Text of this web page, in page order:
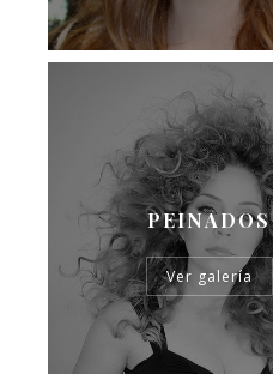
PEINADOS
Ver galería